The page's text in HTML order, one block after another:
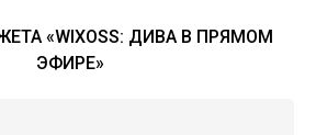
«WIXOSS: ДИВА В ПРЯМОМ
ЭФИРЕ»